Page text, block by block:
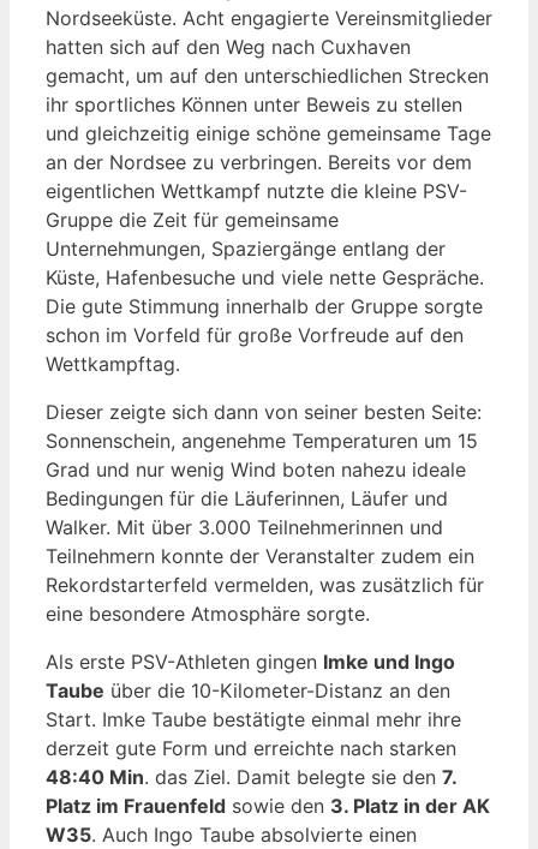
Nordseeküste. Acht engagierte Vereinsmitglieder
hatten sich auf den Weg nach Cuxhaven
gemacht, um auf den unterschiedlichen Strecken
ihr sportliches Können unter Beweis zu stellen
und gleichzeitig einige schöne gemeinsame Tage
an der Nordsee zu verbringen. Bereits vor dem
eigentlichen Wettkampf nutzte die kleine PSV-
Gruppe die Zeit für gemeinsame
Unternehmungen, Spaziergänge entlang der
Küste, Hafenbesuche und viele nette Gespräche.
Die gute Stimmung innerhalb der Gruppe sorgte
schon im Vorfeld für große Vorfreude auf den
Wettkampftag.
Dieser zeigte sich dann von seiner besten Seite:
Sonnenschein, angenehme Temperaturen um 15
Grad und nur wenig Wind boten nahezu ideale
Bedingungen für die Läuferinnen, Läufer und
Walker. Mit über 3.000 Teilnehmerinnen und
Teilnehmern konnte der Veranstalter zudem ein
Rekordstarterfeld vermelden, was zusätzlich für
eine besondere Atmosphäre sorgte.
Als erste PSV-Athleten gingen Imke und Ingo
Taube über die 10-Kilometer-Distanz an den
Start. Imke Taube bestätigte einmal mehr ihre
derzeit gute Form und erreichte nach starken
48:40 Min. das Ziel. Damit belegte sie den 7.
Platz im Frauenfeld sowie den 3. Platz in der AK
W35. Auch Ingo Taube absolvierte einen